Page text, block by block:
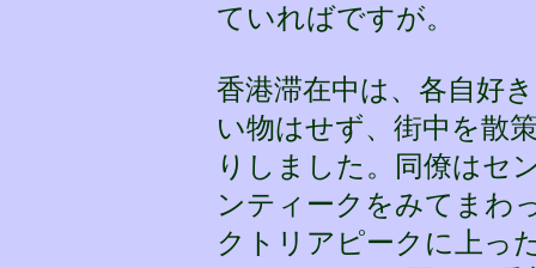
ていればですが。
香港滞在中は、各自好
い物はせず、街中を散
りしました。同僚はセ
ンティークをみてまわ
クトリアピークに上っ